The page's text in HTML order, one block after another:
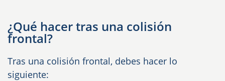
¿Qué hacer tras una colisión
frontal?
Tras una colisión frontal, debes hacer lo
siguiente: